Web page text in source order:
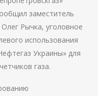
заместитель
Рычка, уголовное
использования
Украины» для
газа.